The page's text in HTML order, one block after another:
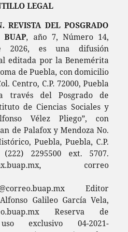
LEGAL
REVISTA DEL POSGRADO
BUAP, año 7, Número 14,
2026, es una difusión
editada por la Benemérita
de Puebla, con domicilio
Centro, C.P. 72000, Puebla
través del Posgrado de
de Ciencias Sociales y
Vélez Pliego”, con
de Palafox y Mendoza No.
Puebla, Puebla, C.P.
2295500 ext. 5707.
correo
Editor
Galileo García Vela,
Reserva de
exclusivo 04-2021-